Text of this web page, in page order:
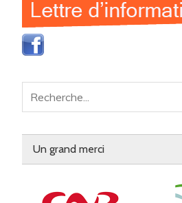
Un grand merci